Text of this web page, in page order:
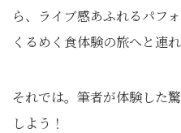
ら、ライブ感あふれるパフ
くるめく食体験の旅へと連
それでは。筆者が体験した
しよう！